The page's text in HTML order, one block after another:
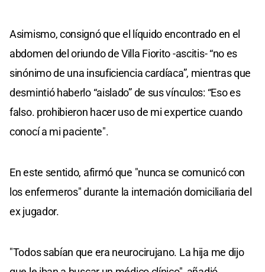
Asimismo, consignó que el líquido encontrado en el
abdomen del oriundo de Villa Fiorito -ascitis- “no es
sinónimo de una insuficiencia cardíaca”, mientras que
desmintió haberlo “aislado” de sus vínculos: “Eso es
falso. prohibieron hacer uso de mi expertice cuando
conocí a mi paciente".
En este sentido, afirmó que "nunca se comunicó con
los enfermeros" durante la internación domiciliaria del
ex jugador.
"Todos sabían que era neurocirujano. La hija me dijo